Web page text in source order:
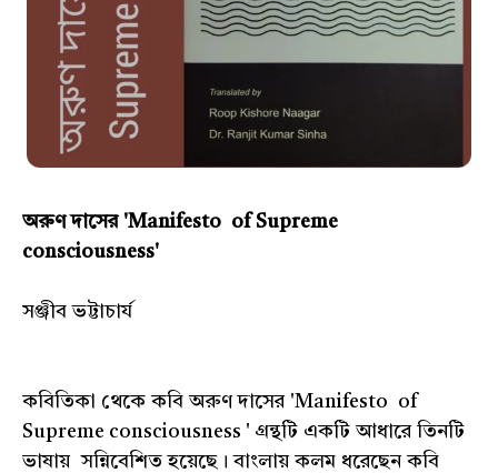
অরুণ দাসের 'Manifesto of Supreme
consciousness'
সঞ্জীব ভট্টাচার্য
কবিতিকা থেকে কবি অরুণ দাসের 'Manifesto of
Supreme consciousness ' গ্রন্থটি একটি আধারে তিনটি
ভাষায় সন্নিবেশিত হয়েছে। বাংলায় কলম ধরেছেন কবি